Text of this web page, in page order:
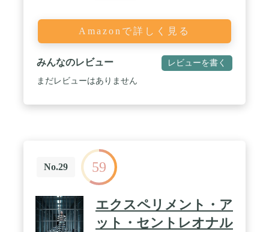
Amazonで詳しく見る
みんなのレビュー レビューを書く
まだレビューはありません
No.29 59
エクスペリメント・ア
ット・セントレオナル